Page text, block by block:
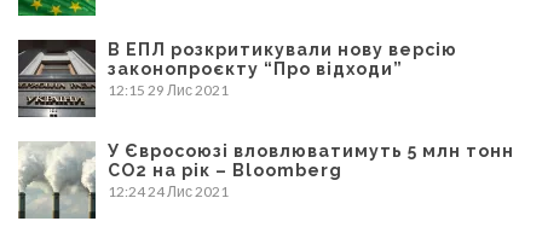
В ЕПЛ розкритикували нову версію
законопроєкту “Про відходи”
12:15 29 Лис 2021
У Євросоюзі вловлюватимуть 5 млн тонн
CO2 на рік – Bloomberg
12:2424 Лис 2021